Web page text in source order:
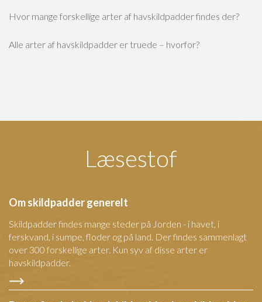
Hvor mange forskellige arter af havskildpadder findes der?
Alle arter af havskildpadder er truede – hvorfor?
Læsestof
Om skildpadder generelt
Skildpadder findes mange steder på Jorden - i havet, i
ferskvand, i sumpe, floder og på land. Der findes sammenlagt
over 300 forskellige arter. Kun syv af disse arter er
havskildpadder.